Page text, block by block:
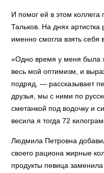
И помог ей в этом коллега
Тальков. На днях артистка
именно смогла взять себя
«Одно время у меня была
весь мой оптимизм, и
подряд, — рассказывает
друзья, мы с ними по
сметанкой под водочку и
весила я тогда 72
Людмила Петровна
своего рациона жирные
продукты певица